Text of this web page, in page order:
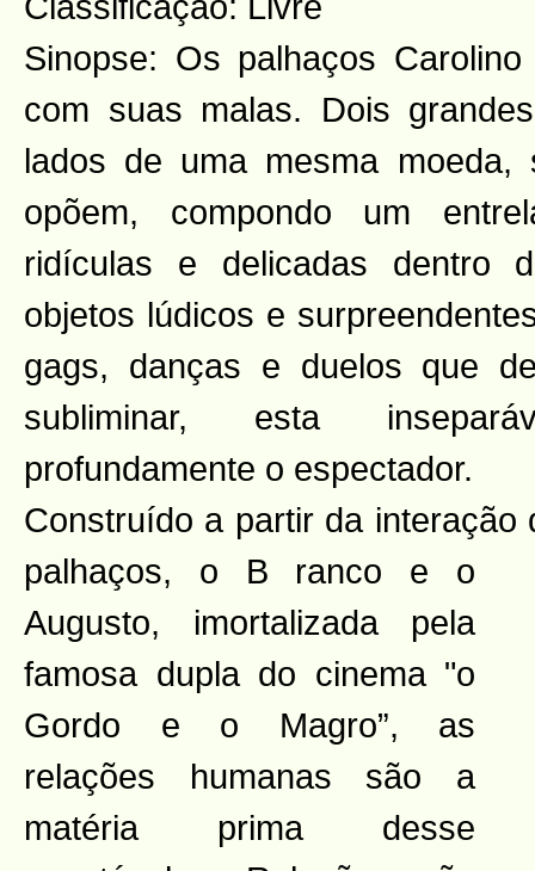
Sinopse: Os palhaços
com suas malas. Dois
lados de uma mesma
opõem, compondo um
ridículas e delicadas dentro
objetos lúdicos e
gags, danças e duelos que
subliminar, esta
profundamente o espectador.
Construído a partir da interação
palhaços, o B ranco e o
Augusto, imortalizada pela
famosa dupla do cinema "o
Gordo e o Magro”, as
relações humanas são a
matéria prima desse